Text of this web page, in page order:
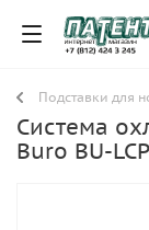
Подставки для
Система
Buro BU-